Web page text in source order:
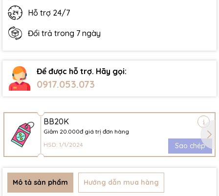
Hỗ trợ 24/7
Đổi trả trong 7 ngày
Để được hỗ trợ. Hãy gọi:
0917.053.073
BB20K
Giảm 20.000đ giá trị đơn hàng
HSD: 1/1/2024
Sao chép
Mô tả sản phẩm Hướng dẫn mua hàng